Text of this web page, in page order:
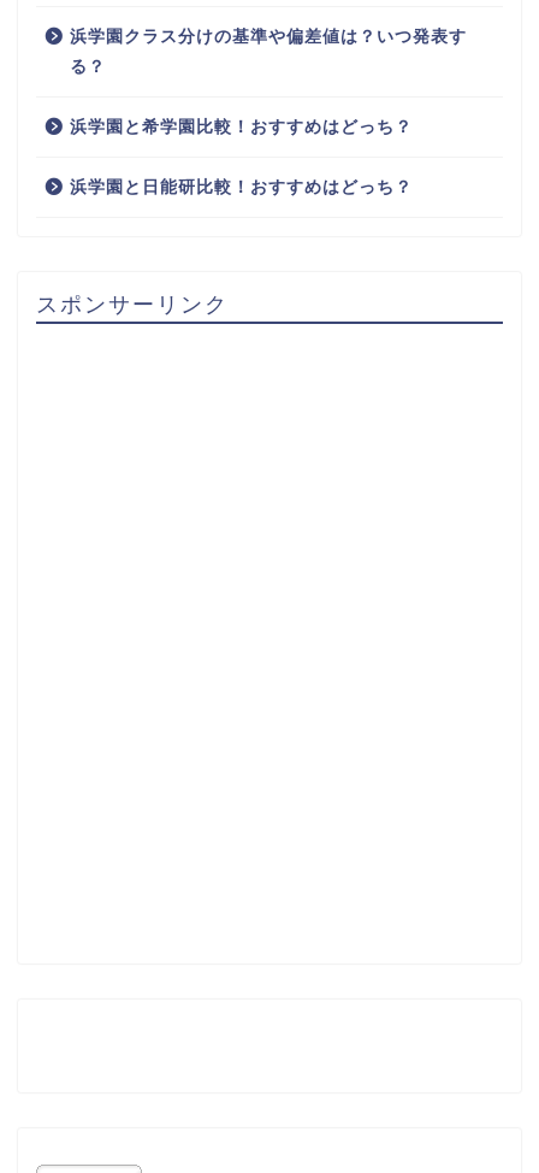
浜学園クラス分けの基準や偏差値は？いつ発表す
る？
浜学園と希学園比較！おすすめはどっち？
浜学園と日能研比較！おすすめはどっち？
スポンサーリンク